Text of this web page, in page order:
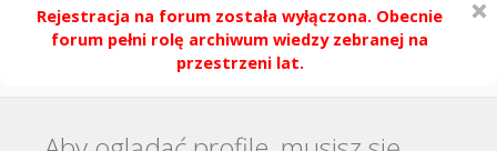
Rejestracja na forum została wyłączona. Obecnie
forum pełni rolę archiwum wiedzy zebranej na
przestrzeni lat.